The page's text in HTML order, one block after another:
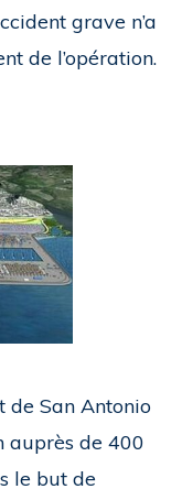
grave n’a
de l’opération.
de San Antonio
auprès de 400
le but de